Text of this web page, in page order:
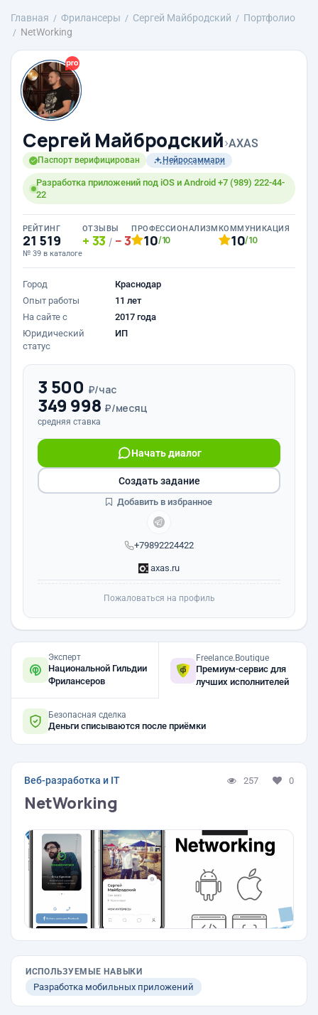
Главная Фрилансеры Сергей Майбродский
Портфолио
NetWorking
Сергей Майбродский›AXAS
Паспорт верифицирован Нейросаммари
Разработка приложений под iOS и Android +7 (989) 222-44-
22
РЕЙТИНГ
21 519
№ 39 в каталоге
ОТЗЫВЫ
33 / 3
ПРОФЕССИОНАЛИЗМ
10/10
КОММУНИКАЦИЯ
10/10
Город
Краснодар
Опыт работы
11 лет
На сайте с
2017 года
Юридический
статус
ИП
3 500 ₽/час
349 998 ₽/месяц
средняя ставка
+79892224422
Начать диалог
axas.ru
Создать задание
Добавить в избранное
Пожаловаться на профиль
Эксперт
Национальной Гильдии
Фрилансеров
Freelance.Boutique
Премиум-сервис для
лучших исполнителей
Безопасная сделка
Деньги списываются после приёмки
Веб-разработка и IT 257 0
NetWorking
ИСПОЛЬЗУЕМЫЕ НАВЫКИ
Разработка мобильных приложений